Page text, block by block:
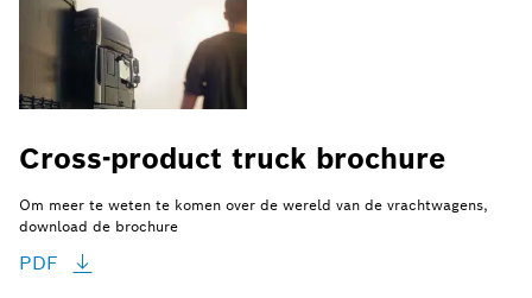
Cross-product truck brochure
Om meer te weten te komen over de wereld van de vrachtwagens,
download de brochure
PDF